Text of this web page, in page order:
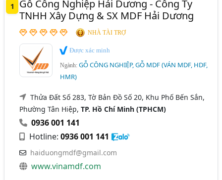
Ván Ép - Sản Xuất Và Cung Cấp Ván Ép (632)
Gỗ Nguyên Liệu (567)
Gỗ Nhân Tạo (Gỗ Smartwood, Gỗ Conwood,..) (24)
Thái Nguyên
Thanh Hóa
TP. Cần Thơ
Đắk Lắk
Đắk Nông Bắc Cạn
Bình Định
Bến Tre Gia Lai
Quảng Nam
Tây Ninh
1
Gỗ Công Nghiệp Hải Dương - Công Ty
TNHH Xây Dựng & SX MDF Hải Dương
NHÀ TÀI TRỢ
Được xác minh
Ngành:GỖ CÔNG NGHIỆP, GỖ MDF (VÁN MDF, HDF,
HMR)
Thửa Đất Số 283, Tờ Bản Đồ Số 20, Khu Phố Bến Sắn,
Phường Tân Hiệp,TP. Hồ Chí Minh (TPHCM)
0936 001 141
Hotline:0936 001 141
haiduongmdf@gmail.com
www.vinamdf.com